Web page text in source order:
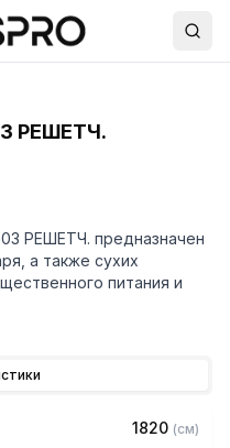
РЕШЕТЧ.
РЕШЕТЧ. предназначен
а также сухих
питания и
1820 (см)